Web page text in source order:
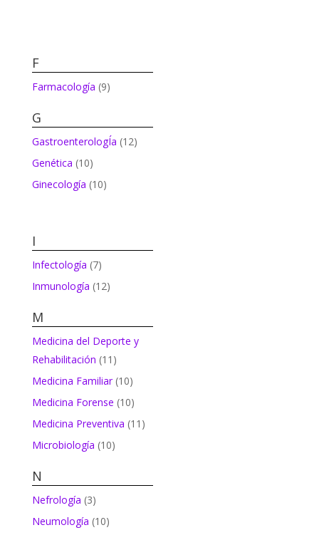
F
Farmacología (9)
G
GastroenterologÍa (12)
Genética (10)
Ginecología (10)
I
Infectología (7)
Inmunología (12)
M
Medicina del Deporte y
Rehabilitación (11)
Medicina Familiar (10)
Medicina Forense (10)
Medicina Preventiva (11)
Microbiología (10)
N
Nefrología (3)
Neumología (10)